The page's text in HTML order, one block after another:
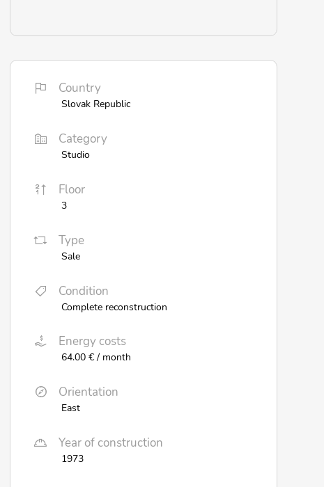
Country
Slovak Republic
Category
Studio
Floor
3
Type
Sale
Condition
Complete reconstruction
Energy costs
64.00 € / month
Orientation
East
Year of construction
1973